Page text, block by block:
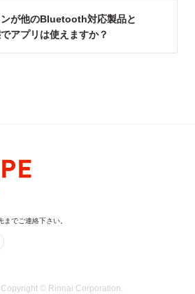
ンが他のBluetooth対応製品と
アプリは使えますか？
でご連絡下さい。
Copyright © Rinnai Corporation.